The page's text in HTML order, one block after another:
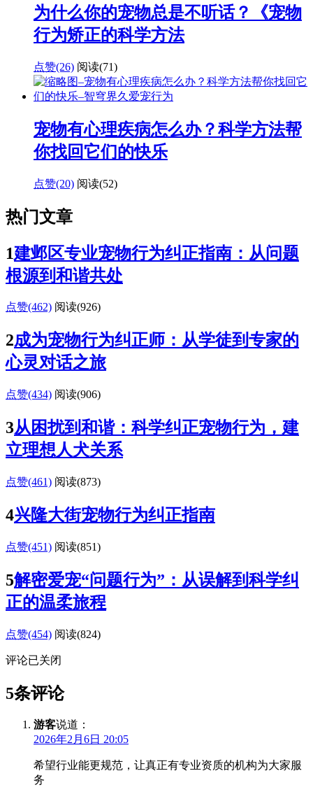
为什么你的宠物总是不听话？《宠物
行为矫正的科学方法
点赞(26) 阅读(71)
宠物有心理疾病怎么办？科学方法帮
你找回它们的快乐
点赞(20) 阅读(52)
热门文章
1建邺区专业宠物行为纠正指南：从问题
根源到和谐共处
点赞(462) 阅读(926)
2成为宠物行为纠正师：从学徒到专家的
心灵对话之旅
点赞(434) 阅读(906)
3从困扰到和谐：科学纠正宠物行为，建
立理想人犬关系
点赞(461) 阅读(873)
4兴隆大街宠物行为纠正指南
点赞(451) 阅读(851)
5解密爱宠“问题行为”：从误解到科学纠
正的温柔旅程
点赞(454) 阅读(824)
评论已关闭
5条评论
游客说道：
2026年2月6日 20:05
希望行业能更规范，让真正有专业资质的机构为大家服
务